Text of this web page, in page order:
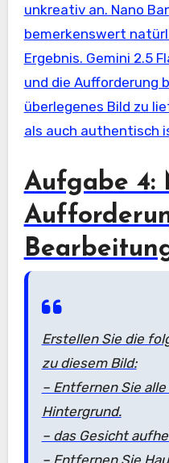
unkreativ an. Nano
bemerkenswert
Ergebnis. Gemini 2.5
und die Aufforderung
überlegenes Bild zu
als auch authentisch
Aufgabe 4:
Erstellen Sie die
zu diesem Bild:
– Entfernen Sie
Hintergrund.
– das Gesicht
– Entfernen Sie